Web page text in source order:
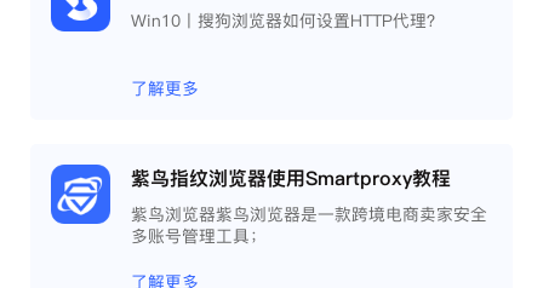
Win10丨搜狗浏览器如何设置HTTP代理？
了解更多
紫鸟指纹浏览器使用Smartproxy教程
紫鸟浏览器紫鸟浏览器是一款跨境电商卖家安全
多账号管理工具；
了解更多